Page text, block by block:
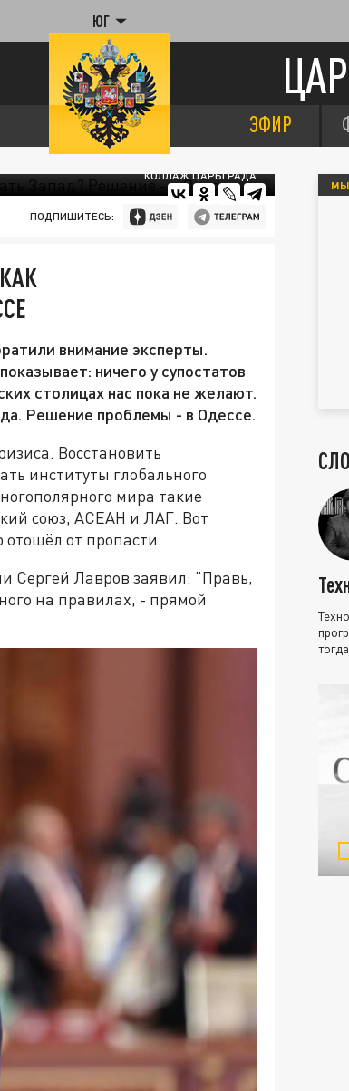
ЮГ
ЭФИР
КОЛЛАЖ ЦАРЬГРАДА
ПОДПИШИТЕСЬ:
внимание эксперты.
ничего у супостатов
столицах нас пока не желают.
Решение проблемы - в Одессе.
Восстановить
институты глобального
мира такие
союз, АСЕАН и ЛАГ. Вот
от пропасти.
Сергей Лавров заявил: "Правь,
на правилах, - прямой
МЫ